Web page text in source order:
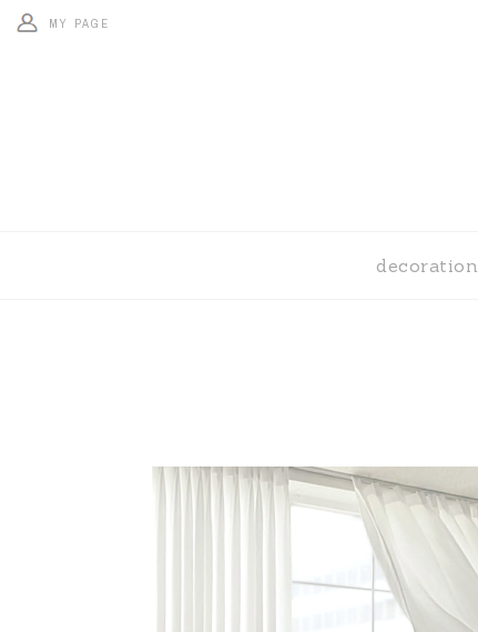
MY PAGE
decoration